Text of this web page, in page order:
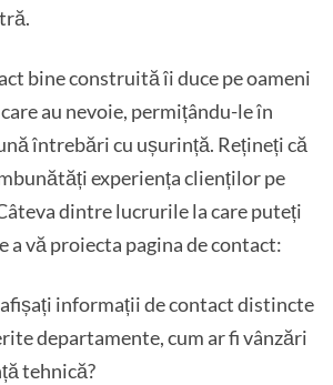
bine construită îi duce pe oameni
au nevoie, permițându-le în
întrebări cu ușurință. Rețineți că
experiența clienților pe
dintre lucrurile la care puteți
a vă proiecta pagina de contact:
informații de contact distincte
departamente, cum ar fi vânzări
tehnică?